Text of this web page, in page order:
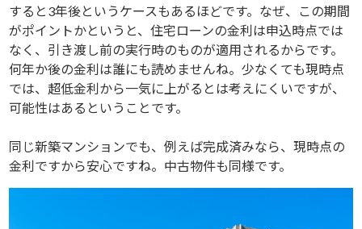
すると3年後というケースもあるほどです。なぜ、この期間
がポイントかというと、住宅ローンの金利は申込時点では
なく、引き渡し前の実行時のものが適用されるからです。
何年か後の金利は誰にも読めませんね。少なくても現時点
では、超低金利から一気に上がるとは考えにくいですが、
可能性はあるということです。
同じ新築マンションでも、例えば完成済みなら、現時点の
金利ですから安心ですね。中古物件も同様です。